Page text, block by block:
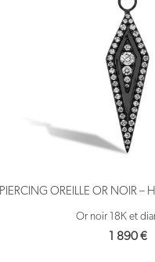
PIERCING OREILLE OR NOIR –
Or noir 18K et
1 890€